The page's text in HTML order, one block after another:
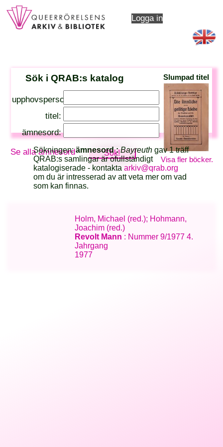
Logga in
Sök i QRAB:s katalog
upphovsperson:
titel:
ämnesord:
Se alla ämnesord
Slumpad titel
Visa fler böcker.
Sökningen:ämnesord :Bayreuth gav 1 träff
QRAB:s samlingar är ofullständigt
katalogiserade - kontaktaarkiv@qrab.org
om du är intresserad av att veta mer om vad
som kan finnas.
Holm, Michael (red.); Hohmann,
Joachim (red.)
Revolt Mann : Nummer 9/1977 4.
Jahrgang
1977